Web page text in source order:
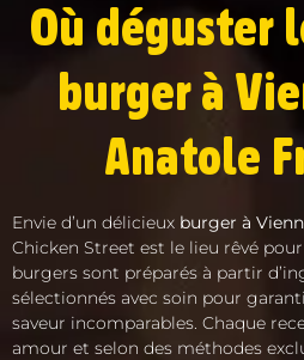
Où déguster
burger à
Anatole
Envie d’un délicieux burger à
Chicken Street est le lieu rêvé
burgers sont préparés à partir
sélectionnés avec soin pour
saveur incomparables. Chaque
amour et selon des méthodes